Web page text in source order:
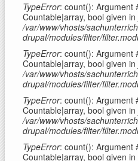
TypeError: count(): Argument
Countable|array, bool given in
/var/www/vhosts/
drupal/modules/filter/
TypeError: count(): Argument
Countable|array, bool given in
/var/www/vhosts/
drupal/modules/filter/
TypeError: count(): Argument
Countable|array, bool given in
/var/www/vhosts/
drupal/modules/filter/
TypeError: count(): Argument
Countable|array, bool given in